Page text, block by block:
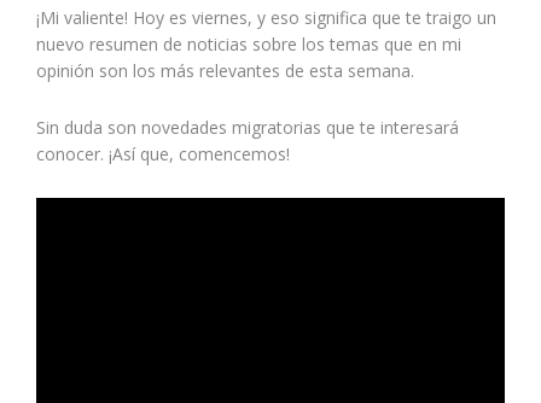
¡Mi valiente! Hoy es viernes, y eso significa que te traigo un
nuevo resumen de noticias sobre los temas que en mi
opinión son los más relevantes de esta semana.
Sin duda son novedades migratorias que te interesará
conocer. ¡Así que, comencemos!